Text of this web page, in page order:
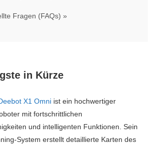
Fragen (FAQs)
in Kürze
X1 Omniist ein hochwertiger
mit fortschrittlichen
und intelligenten Funktionen. Sein
System erstellt detaillierte Karten des